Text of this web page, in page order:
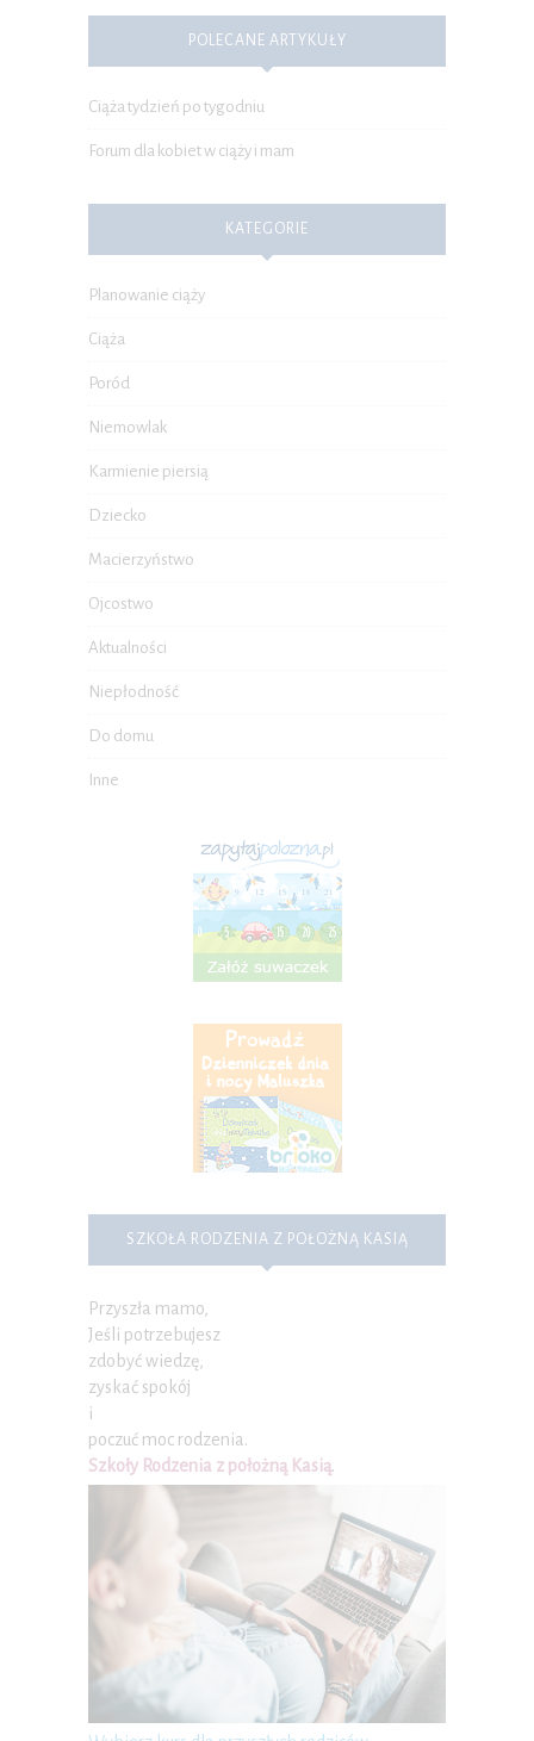
POLECANE ARTYKUŁY
Ciąża tydzień po tygodniu
Forum dla kobiet w ciąży i mam
KATEGORIE
Planowanie ciąży
Ciąża
Poród
Niemowlak
Karmienie piersią
Dziecko
Macierzyństwo
Ojcostwo
Aktualności
Niepłodność
Do domu
Inne
SZKOŁA RODZENIA Z POŁOŻNĄ KASIĄ
Przyszła mamo,
Jeśli potrzebujesz
zdobyć wiedzę,
zyskać spokój
i
poczuć moc rodzenia.
Szkoły Rodzenia z położną Kasią.